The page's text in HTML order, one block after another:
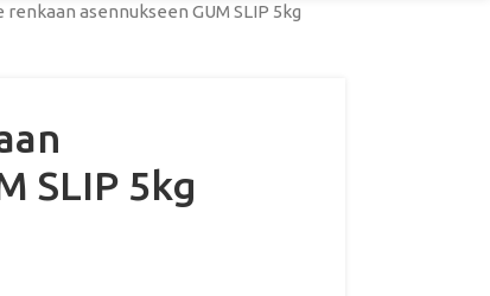
asennukseen GUM SLIP 5kg
SLIP 5kg